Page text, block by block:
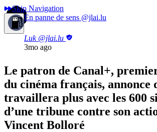
Skip Navigation
En panne de sens @jlai.lu
Luk @jlai.lu
3mo ago
Le patron de Canal+,
du cinéma français, annonce
travaillera plus avec les 600
d’une tribune contre son
Vincent Bolloré